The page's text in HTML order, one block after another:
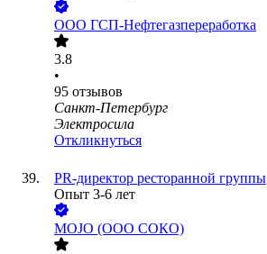
ООО ГСП-Нефтегазпереработка
3.8
•
95 отзывов
Санкт-Петербург
Электросила
Откликнуться
PR-директор ресторанной группы
Опыт 3-6 лет
MOJO (ООО СОКО)